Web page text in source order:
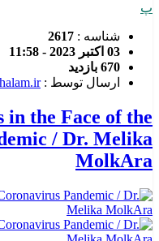
پ
شناسه : 2617
03 اکتبر 2023 - 11:58
670 بازدید
ارسال توسط :
in the Face of the
/ Dr. Melika
MolkAra